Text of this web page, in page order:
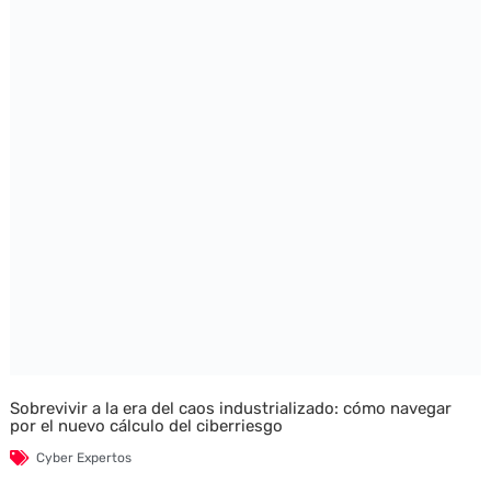
Sobrevivir a la era del caos industrializado: cómo navegar
por el nuevo cálculo del ciberriesgo
Cyber Expertos